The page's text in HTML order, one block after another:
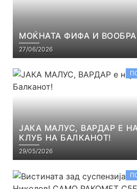
МОЌНАТА ФИФА И
27/06/2026
ЈАКА МАЛУС, ВАРДАР Е
КЛУБ НА БАЛКАНОТ!
29/05/2026